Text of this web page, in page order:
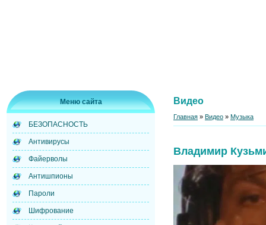
Меню сайта
БЕЗОПАСНОСТЬ
Антивирусы
Файерволы
Антишпионы
Пароли
Шифрование
Видео
Главная » Видео » Музыка
Владимир